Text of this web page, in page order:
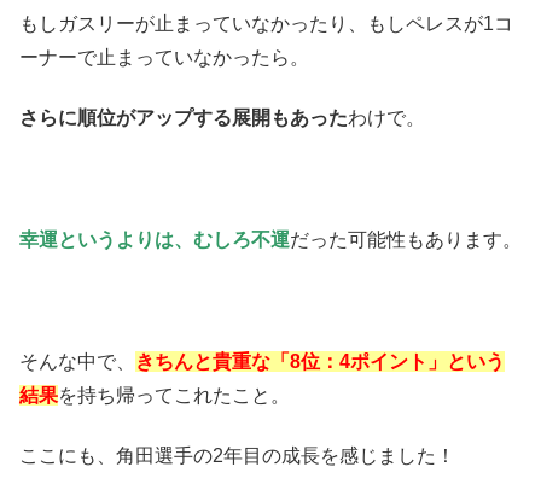
もしガスリーが止まっていなかったり、もしペレスが1コ
ーナーで止まっていなかったら。
さらに順位がアップする展開もあったわけで。
幸運というよりは、むしろ不運だった可能性もあります。
そんな中で、 きちんと貴重な「8位：4ポイント」という
結果を持ち帰ってこれたこと。
ここにも、角田選手の2年目の成長を感じました！